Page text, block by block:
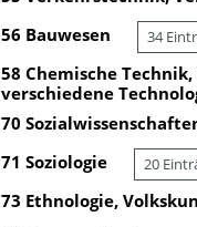
56 Bauwesen 34
58 Chemische
verschiedene
70
71 Soziologie 20
73 Ethnologie,